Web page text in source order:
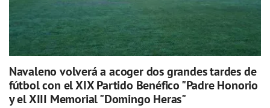
Navaleno volverá a acoger dos grandes tardes de
fútbol con el XIX Partido Benéfico "Padre Honorio
y el XIII Memorial "Domingo Heras"